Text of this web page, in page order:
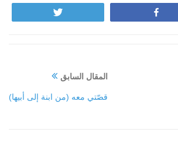
المقال السابق
قصّتي معه (من ابنة إلى أبيها)